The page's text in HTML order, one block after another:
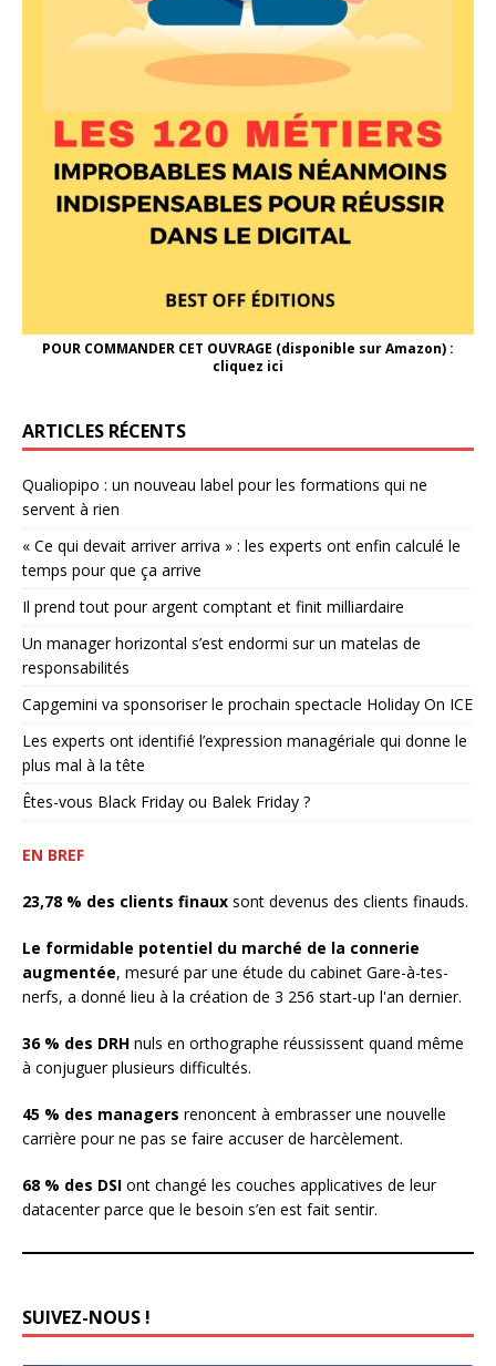
POUR COMMANDER CET OUVRAGE (disponible sur Amazon) :
cliquez ici
ARTICLES RÉCENTS
Qualiopipo : un nouveau label pour les formations qui ne
servent à rien
« Ce qui devait arriver arriva » : les experts ont enfin calculé le
temps pour que ça arrive
Il prend tout pour argent comptant et finit milliardaire
Un manager horizontal s’est endormi sur un matelas de
responsabilités
Capgemini va sponsoriser le prochain spectacle Holiday On ICE
Les experts ont identifié l’expression managériale qui donne le
plus mal à la tête
Êtes-vous Black Friday ou Balek Friday ?
EN BREF
23,78 % des clients finaux sont devenus des clients finauds.
Le formidable potentiel du marché de la connerie
augmentée, mesuré par une étude du cabinet Gare-à-tes-
nerfs, a donné lieu à la création de 3 256 start-up l'an dernier.
36 % des DRH nuls en orthographe réussissent quand même
à conjuguer plusieurs difficultés.
45 % des managers renoncent à embrasser une nouvelle
carrière pour ne pas se faire accuser de harcèlement.
68 % des DSI ont changé les couches applicatives de leur
datacenter parce que le besoin s’en est fait sentir.
SUIVEZ-NOUS !